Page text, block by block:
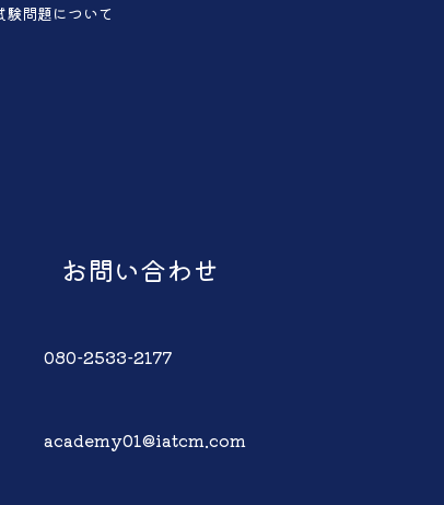
問題について
お問い合わせ
080-2533-2177
academy01@iatcm.com